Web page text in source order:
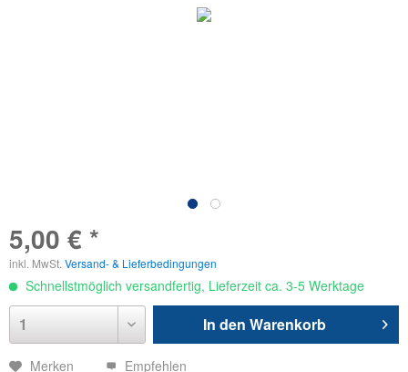
5,00 € *
inkl. MwSt. Versand- & Lieferbedingungen
Schnellstmöglich versandfertig, Lieferzeit ca. 3-5 Werktage
In den Warenkorb
Merken Empfehlen